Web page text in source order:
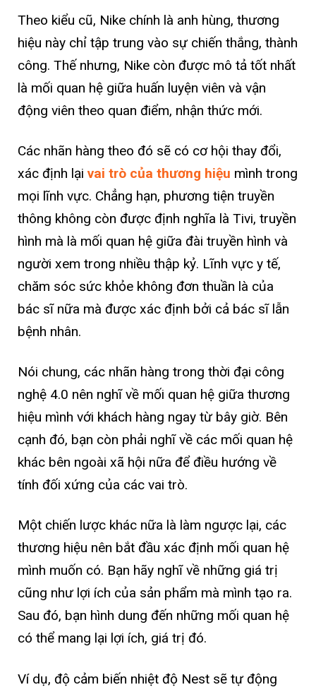
Theo kiểu cũ, Nike chính là anh hùng, thương
hiệu này chỉ tập trung vào sự chiến thắng, thành
công. Thế nhưng, Nike còn được mô tả tốt nhất
là mối quan hệ giữa huấn luyện viên và vận
động viên theo quan điểm, nhận thức mới.
Các nhãn hàng theo đó sẽ có cơ hội thay đổi,
xác định lạivai trò của thương hiệu mình trong
mọi lĩnh vực. Chẳng hạn, phương tiện truyền
thông không còn được định nghĩa là Tivi, truyền
hình mà là mối quan hệ giữa đài truyền hình và
người xem trong nhiều thập kỷ. Lĩnh vực y tế,
chăm sóc sức khỏe không đơn thuần là của
bác sĩ nữa mà được xác định bởi cả bác sĩ lẫn
bệnh nhân.
Nói chung, các nhãn hàng trong thời đại công
nghệ 4.0 nên nghĩ về mối quan hệ giữa thương
hiệu mình với khách hàng ngay từ bây giờ. Bên
cạnh đó, bạn còn phải nghĩ về các mối quan hệ
khác bên ngoài xã hội nữa để điều hướng về
tính đối xứng của các vai trò.
Một chiến lược khác nữa là làm ngược lại, các
thương hiệu nên bắt đầu xác định mối quan hệ
mình muốn có. Bạn hãy nghĩ về những giá trị
cũng như lợi ích của sản phẩm mà mình tạo ra.
Sau đó, bạn hình dung đến những mối quan hệ
có thể mang lại lợi ích, giá trị đó.
Ví dụ, độ cảm biến nhiệt độ Nest sẽ tự động